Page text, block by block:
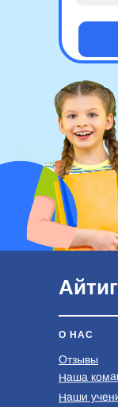
О НАС
Отзывы
Наша
Наши